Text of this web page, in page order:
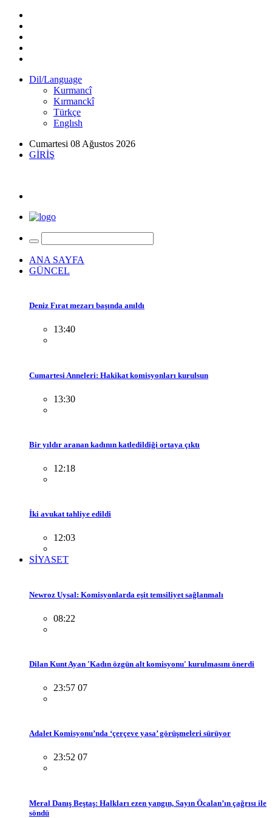
Dil/Language
Kurmancî
Kırmanckî
Türkçe
Englısh
Cumartesi 08 Ağustos 2026
GİRİŞ
ANA SAYFA
GÜNCEL
Deniz Fırat mezarı başında anıldı
13:40
Cumartesi Anneleri: Hakikat komisyonları kurulsun
13:30
Bir yıldır aranan kadının katledildiği ortaya çıktı
12:18
İki avukat tahliye edildi
12:03
SİYASET
Newroz Uysal: Komisyonlarda eşit temsiliyet sağlanmalı
08:22
Dilan Kunt Ayan 'Kadın özgün alt komisyonu' kurulmasını önerdi
23:57 07
Adalet Komisyonu’nda ‘çerçeve yasa’ görüşmeleri sürüyor
23:52 07
Meral Danış Beştaş: Halkları ezen yangın, Sayın Öcalan’ın çağrısı ile
söndü